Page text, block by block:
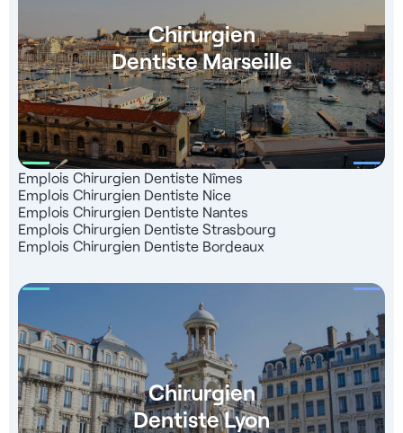
démarches d’installation (équivalence, démarches ordinales,
logement, cours de français, etc.)
Chirurgien
Dentiste Marseille
Emplois Chirurgien Dentiste Nîmes
Emplois Chirurgien Dentiste Nice
Emplois Chirurgien Dentiste Nantes
Emplois Chirurgien Dentiste Strasbourg
Emplois Chirurgien Dentiste Bordeaux
Chirurgien
Dentiste Lyon